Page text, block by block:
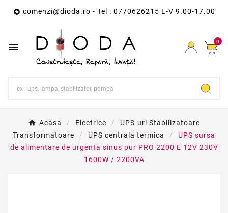
 comenzi@dioda.ro - Tel : 0770626215 L-V 9.00-17.00
 0
Acasa Electrice
UPS-uri Stabilizatoare
Transformatoare
UPS centrala termica
UPS sursa
de alimentare de urgenta sinus pur PRO 2200 E 12V 230V
1600W / 2200VA